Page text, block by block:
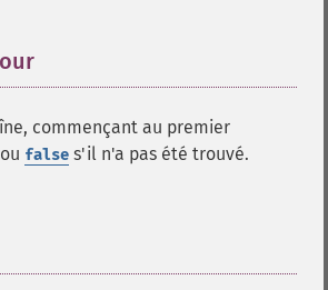
commençant au premier
false s'il n'a pas été trouvé.